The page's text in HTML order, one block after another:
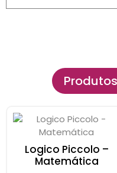
Logico Piccolo –
Matemática